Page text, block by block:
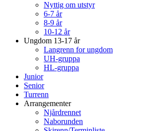
Nyttig om utstyr
6-7 år
8-9 år
10-12 år
Ungdom 13-17 år
Langrenn for ungdom
UH-gruppa
HL-gruppa
Junior
Senior
Turrenn
Arrangementer
Njårdrennet
Naborunden